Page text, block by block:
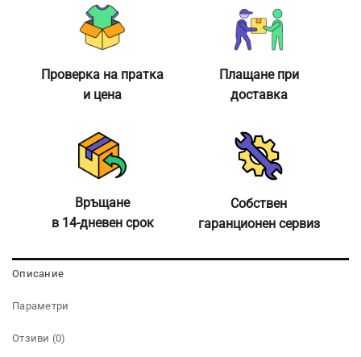
Проверка на пратка
и цена
Плащане при
доставка
Връщане
в 14-дневен срок
Собствен
гаранционен сервиз
Описание
Параметри
Отзиви (0)